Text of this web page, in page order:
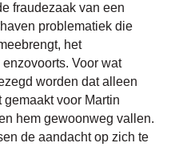
fraudezaak van een
problematiek die
het
Voor wat
worden dat alleen
voor Martin
hem gewoonweg vallen.
de aandacht op zich te